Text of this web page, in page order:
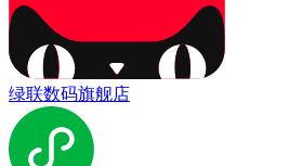
绿联数码旗舰店